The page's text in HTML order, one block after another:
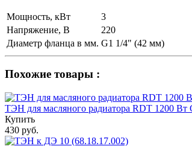
Мощность, кВт
3
Напряжение, В
220
Диаметр фланца в мм. G1 1/4" (42 мм)
Похожие товары :
ТЭН для масляного радиатора RDT 1200
Купить
430 руб.